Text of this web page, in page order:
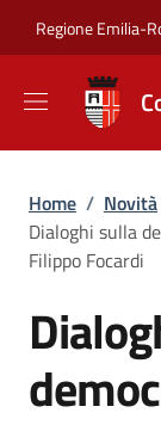
Regione Emilia-
Briciole
Home / Novità
Dialoghi sulla
Filippo Focardi